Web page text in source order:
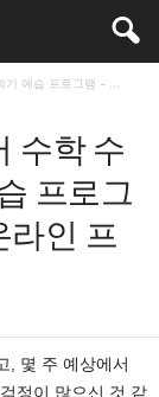
기 예습 프로그램 – ...
수학 수
프로그
라인 프
, 몇 주 예상에서
정이 많으신 것 같